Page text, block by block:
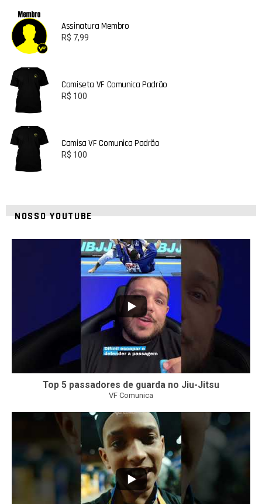
Assinatura Membro
R$ 7,99
Camiseta VF Comunica Padrão
R$ 100
Camisa VF Comunica Padrão
R$ 100
NOSSO YOUTUBE
Top 5 passadores de guarda no Jiu-Jitsu
VF Comunica